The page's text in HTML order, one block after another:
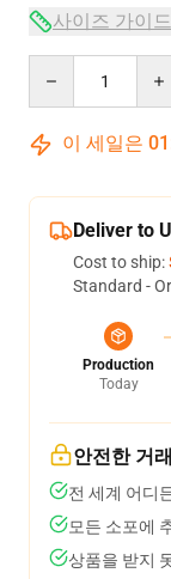
사이즈 가이
이 세일은 01
Deliver to
Cost to ship:
Standard -
Production
Today
안전한 거래
전 세계 어디
모든 소포에
상품을 받지